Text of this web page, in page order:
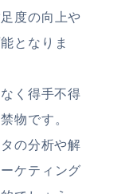
度の向上や
となりま
く得手不得
物です。
の分析や解
ケティング